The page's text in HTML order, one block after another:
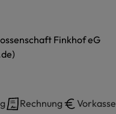
Finkhof eG
Rechnung Vorkasse